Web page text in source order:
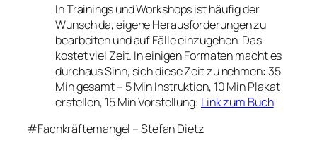
In Trainings und Workshops ist häufig der
Wunsch da, eigene Herausforderungen zu
bearbeiten und auf Fälle einzugehen. Das
kostet viel Zeit. In einigen Formaten macht es
durchaus Sinn, sich diese Zeit zu nehmen: 35
Min gesamt – 5 Min Instruktion, 10 Min Plakat
erstellen, 15 Min Vorstellung: Link zum Buch
#Fachkräftemangel – Stefan Dietz